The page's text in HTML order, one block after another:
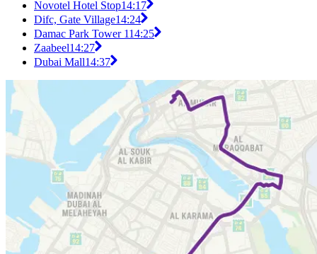
Novotel Hotel Stop14:17
Difc, Gate Village14:24
Damac Park Tower 114:25
Zaabeel14:27
Dubai Mall14:37